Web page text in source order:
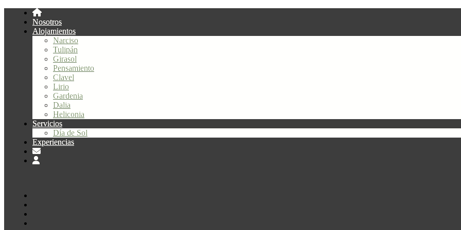
Nosotros
Alojamientos
Narciso
Tulipán
Girasol
Pensamiento
Clavel
Lirio
Gardenia
Dalia
Heliconia
Servicios
Día de Sol
Experiencias